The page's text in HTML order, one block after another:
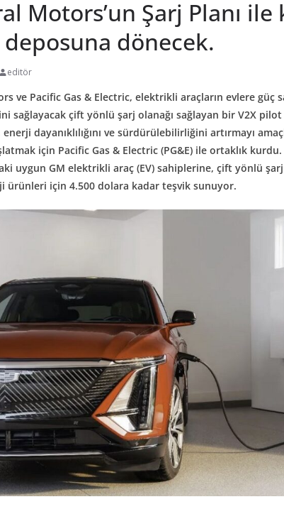
Motors’un Şarj Planı
dönecek.
editör
ve Pacific Gas & Electric, elektrikli araçların evlere güç
sağlayacak çift yönlü şarj olanağı sağlayan bir V2X pilot
dayanıklılığını ve sürdürülebilirliğini artırmayı
için Pacific Gas & Electric (PG&E) ile ortaklık
uygun GM elektrikli araç (EV) sahiplerine, çift yönlü
ürünleri için 4.500 dolara kadar teşvik sunuyor.